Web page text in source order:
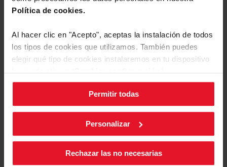
Política de cookies.
Al hacer clic en "Acepto", aceptas la instalación de todos
los tipos de cookies que utilizamos. También puedes
elegir qué tipo de cookies instalaremos en tu dispositivo
haciendo clic en “Cambiar configuración”.
Puedes cambiar la configuración de cookies en cualquier
momento, pulsando el botón negro en la esquina inferior
derecha de la pantalla.
Permitir todas
Personalizar
Rechazar las no necesarias
Programas y Opciones
Programas